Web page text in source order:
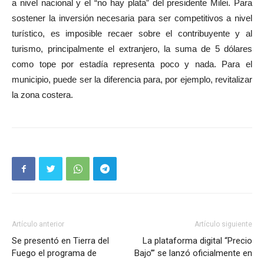
a nivel nacional y el “no hay plata” del presidente Milei. Para
sostener la inversión necesaria para ser competitivos a nivel
turístico, es imposible recaer sobre el contribuyente y al
turismo, principalmente el extranjero, la suma de 5 dólares
como tope por estadía representa poco y nada. Para el
municipio, puede ser la diferencia para, por ejemplo, revitalizar
la zona costera.
Artículo anterior
Se presentó en Tierra del
Fuego el programa de
Artículo siguiente
La plataforma digital “Precio
Bajo’” se lanzó oficialmente en